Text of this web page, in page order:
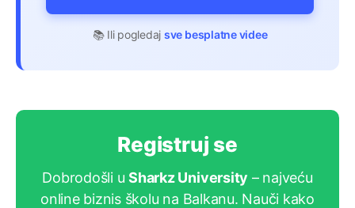
📚 Ili pogledaj sve besplatne videe
Registruj se
Dobrodošli uSharkz University – najveću
online biznis školu na Balkanu. Nauči kako